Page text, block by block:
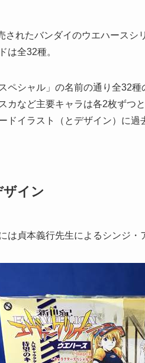
されたバンダイのウエハース
は全32種。
ペシャル」の名前の通り全32
カなど主要キャラは各2枚ずつ
ドイラスト（とデザイン）に
イン
は貞本義行先生によるシンジ・